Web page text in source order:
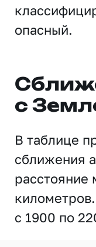
опасный.
с
В таблице
сближения
расстояние
с 1900 по